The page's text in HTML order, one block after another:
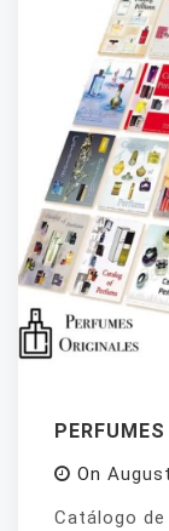
PERFUMES
On
Catálogo